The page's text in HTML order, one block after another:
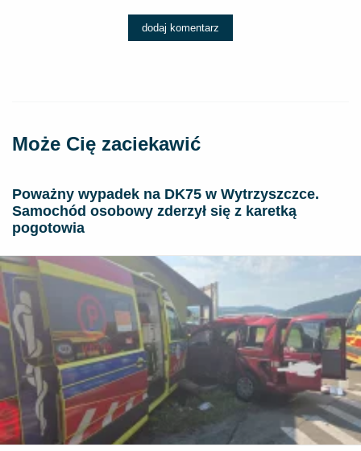
dodaj komentarz
Może Cię zaciekawić
Poważny wypadek na DK75 w Wytrzyszczce.
Samochód osobowy zderzył się z karetką
pogotowia